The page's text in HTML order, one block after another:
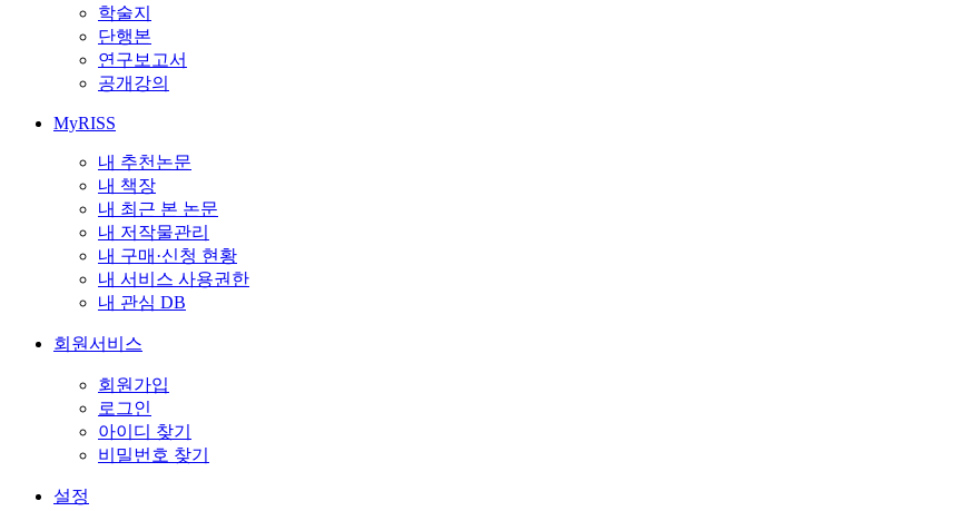
학술지
단행본
연구보고서
공개강의
MyRISS
내 추천논문
내 책장
내 최근 본 논문
내 저작물관리
내 구매·신청 현황
내 서비스 사용권한
내 관심 DB
회원서비스
회원가입
로그인
아이디 찾기
비밀번호 찾기
설정